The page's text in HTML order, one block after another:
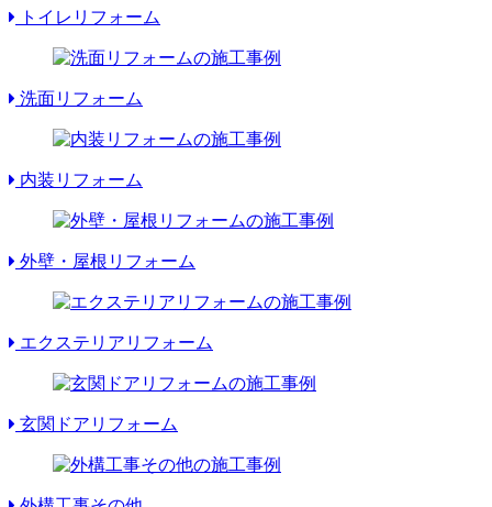
トイレリフォーム
洗面リフォーム
内装リフォーム
外壁・屋根リフォーム
エクステリアリフォーム
玄関ドアリフォーム